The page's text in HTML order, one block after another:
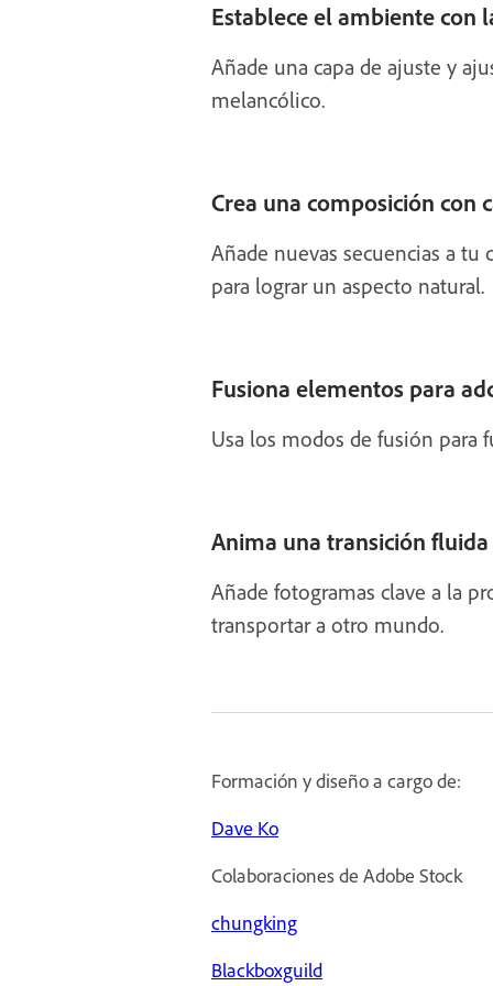
Establece el ambiente con
Añade una capa de ajuste y
melancólico.
Crea una composición con
Añade nuevas secuencias a
para lograr un aspecto natural.
Fusiona elementos para
Usa los modos de fusión para
Anima una transición fluida
Añade fotogramas clave a la
transportar a otro mundo.
Formación y diseño a cargo de:
Dave Ko
Colaboraciones de Adobe Stock
chungking
Blackboxguild